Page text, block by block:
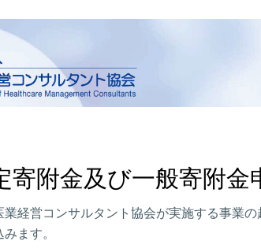
寄附金及び一般寄附金
経営コンサルタント協会が実施する事業
ます。